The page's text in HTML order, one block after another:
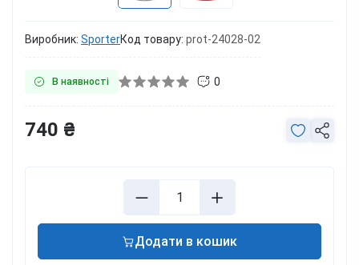
Виробник: SporterКод товару: prot-24028-02
В наявності 0
740 ₴
Додати в кошик